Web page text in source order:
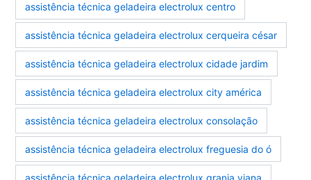
assistência técnica geladeira electrolux centro
assistência técnica geladeira electrolux cerqueira césar
assistência técnica geladeira electrolux cidade jardim
assistência técnica geladeira electrolux city américa
assistência técnica geladeira electrolux consolação
assistência técnica geladeira electrolux freguesia do ó
assistência técnica geladeira electrolux granja viana